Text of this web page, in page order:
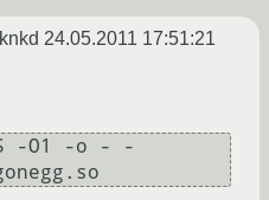
24.05.2011 17:51:21
-O1 -o - -